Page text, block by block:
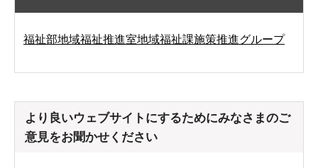
福祉部地域福祉推進室地域福祉課施策推進グループ
より良いウェブサイトにするためにみなさまのご
意見をお聞かせください